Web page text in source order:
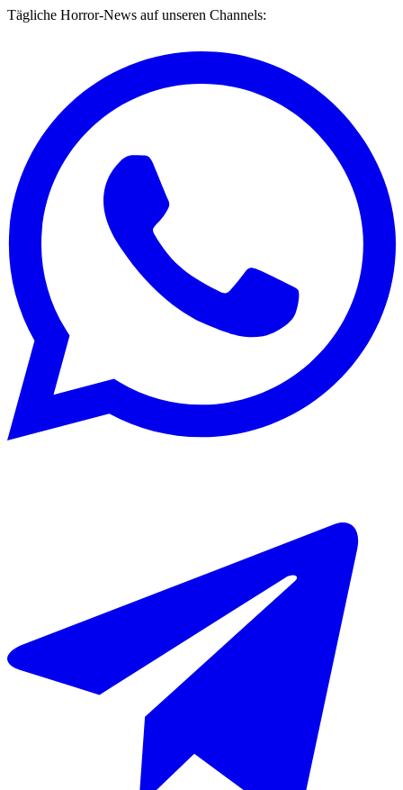
Tägliche Horror-News auf unseren Channels: